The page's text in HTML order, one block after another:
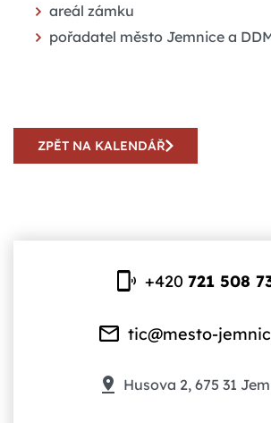
areál zámku
pořadatel město Jemnice a
ZPĚT NA KALENDÁŘ
+420721 508
tic@mesto-
Husova 2, 675 31